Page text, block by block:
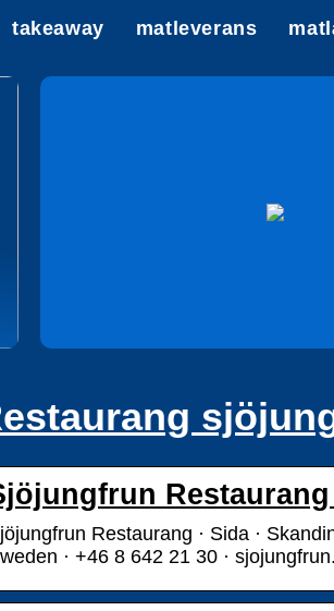
takeaway matleverans
Restaurang · Sida ·
· +46 8 642 21 30 ·